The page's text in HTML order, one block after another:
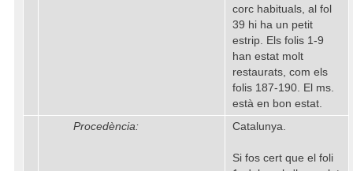
corc habituals, al fol
39 hi ha un petit
estrip. Els folis 1-9
han estat molt
restaurats, com els
folis 187-190. El ms.
està en bon estat.
Procedència:
Catalunya.
Si fos cert que el foli